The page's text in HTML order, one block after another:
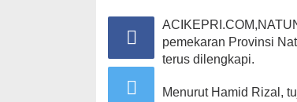
pemekaran Provinsi
terus dilengkapi.
Menurut Hamid Rizal,